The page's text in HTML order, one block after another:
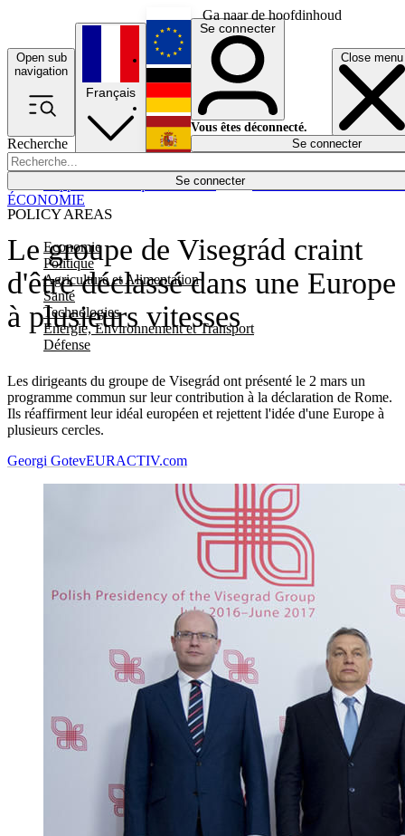
Ga naar de hoofdinhoud
Open sub
navigation
Close menu
Recherche
Se connecter
POLICY AREAS
Economie
Politique
Agriculture et Alimentation
Santé
Technologies
Energie, Environnement et Transport
Défense
Économie
Français
English
Deutsch
Español
Se connecter
Vous êtes déconnecté.
Se connecter
Le groupe de Visegrád craint
d'être déclassé dans une Europe
à plusieurs vitesses
Les dirigeants du groupe de Visegrád ont présenté le 2 mars un
programme commun sur leur contribution à la déclaration de Rome.
Ils réaffirment leur idéal européen et rejettent l'idée d'une Europe à
plusieurs cercles.
ÉCONOMIE
Georgi GotevEURACTIV.com